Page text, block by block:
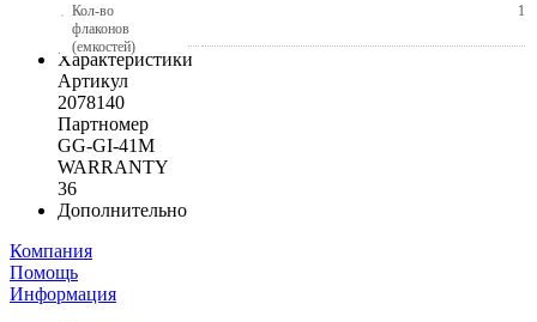
Кол-во
флаконов
(емкостей)
1
Характеристики
Артикул
2078140
Партномер
GG-GI-41M
WARRANTY
36
Дополнительно
Компания
Помощь
Информация